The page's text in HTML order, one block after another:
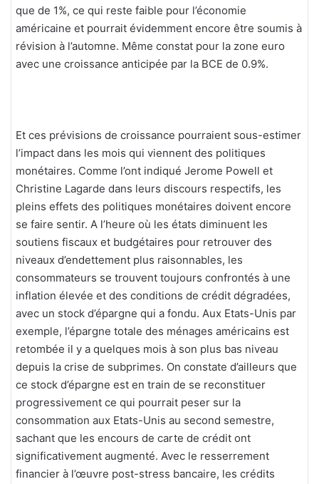
que de 1%, ce qui reste faible pour l’économie
américaine et pourrait évidemment encore être soumis à
révision à l’automne. Même constat pour la zone euro
avec une croissance anticipée par la BCE de 0.9%.
Et ces prévisions de croissance pourraient sous-estimer
l’impact dans les mois qui viennent des politiques
monétaires. Comme l’ont indiqué Jerome Powell et
Christine Lagarde dans leurs discours respectifs, les
pleins effets des politiques monétaires doivent encore
se faire sentir. A l’heure où les états diminuent les
soutiens fiscaux et budgétaires pour retrouver des
niveaux d’endettement plus raisonnables, les
consommateurs se trouvent toujours confrontés à une
inflation élevée et des conditions de crédit dégradées,
avec un stock d’épargne qui a fondu. Aux Etats-Unis par
exemple, l’épargne totale des ménages américains est
retombée il y a quelques mois à son plus bas niveau
depuis la crise de subprimes. On constate d’ailleurs que
ce stock d’épargne est en train de se reconstituer
progressivement ce qui pourrait peser sur la
consommation aux Etats-Unis au second semestre,
sachant que les encours de carte de crédit ont
significativement augmenté. Avec le resserrement
financier à l’œuvre post-stress bancaire, les crédits